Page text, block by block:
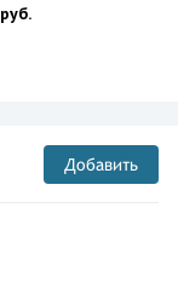
Добавить